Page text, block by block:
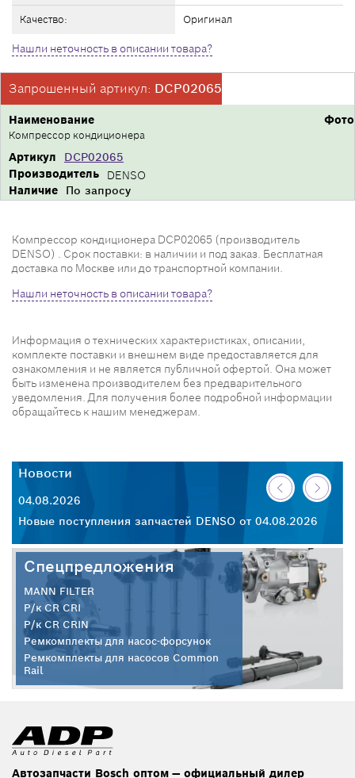
Качество: Оригинал
Нашли неточность в описании товара?
Запрошенный артикул: DCP02065
Фото
Производитель DENSO
Артикул DCP02065
Наименование
Компрессор кондиционера
Наличие По запросу
Компрессор кондиционера DCP02065 (производитель
DENSO) . Срок поставки: в наличии и под заказ. Бесплатная
доставка по Москве или до транспортной компании.
Нашли неточность в описании товара?
Информация о технических характеристиках, описании,
комплекте поставки и внешнем виде предоставляется для
ознакомления и не является публичной офертой. Она может
быть изменена производителем без предварительного
уведомления. Для получения более подробной информации
обращайтесь к нашим менеджерам.
Новости
04.08.2026
Новые поступления запчастей DENSO от 04.08.2026
Спецпредложения
MANN FILTER
Р/к CR CRI
Р/к CR CRIN
Ремкомплекты для насос-форсунок
Ремкомплекты для насосов Common
Rail
Автозапчасти Bosch оптом — официальный дилер